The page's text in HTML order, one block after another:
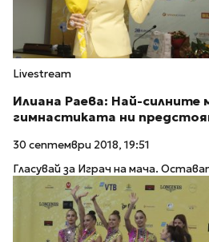
Livestream
Илиана Раева: Най-силните
гимнастиката ни
30 септември 2018, 19:51
Гласувай за Играч на мача.